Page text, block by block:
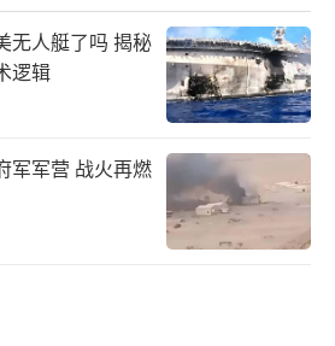
无人艇了吗 揭秘
逻辑
军军营 战火再燃